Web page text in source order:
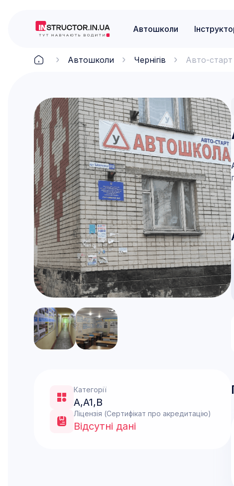
Автошколи
Автошколи Чернігів Авто-старт
Категорії
A,A1,B
Ліцензія (Сертифікат про акредитацію)
Відсутні дані